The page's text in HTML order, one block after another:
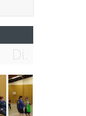
Di.